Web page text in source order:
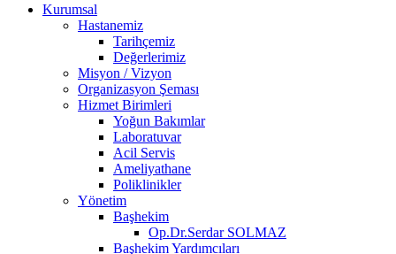
Kurumsal
Hastanemiz
Tarihçemiz
Değerlerimiz
Misyon / Vizyon
Organizasyon Şeması
Hizmet Birimleri
Yoğun Bakımlar
Laboratuvar
Acil Servis
Ameliyathane
Poliklinikler
Yönetim
Başhekim
Op.Dr.Serdar SOLMAZ
Başhekim Yardımcıları